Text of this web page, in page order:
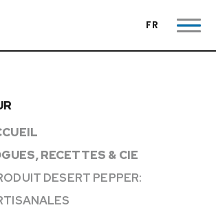
FR
RECETTES & CIE
DESERT PEPPER: